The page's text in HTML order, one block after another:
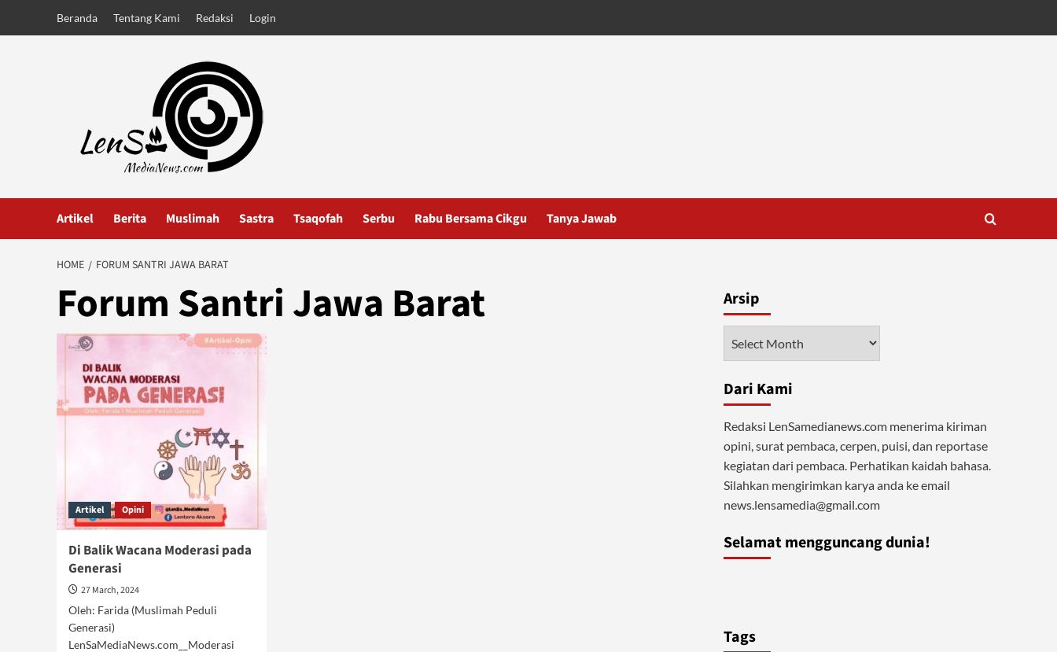
Beranda Tentang Kami Redaksi Login
Artikel Berita Muslimah Sastra Tsaqofah Serbu Rabu Bersama Cikgu Tanya Jawab
HOME FORUM SANTRI JAWA BARAT
Forum Santri Jawa Barat
Artikel Opini
Di Balik Wacana Moderasi pada
Generasi
27 March, 2024
Oleh: Farida (Muslimah Peduli
Generasi)
LenSaMediaNews.com__Moderasi
Arsip
Dari Kami
Redaksi LenSamedianews.com menerima kiriman
opini, surat pembaca, cerpen, puisi, dan reportase
kegiatan dari pembaca. Perhatikan kaidah bahasa.
Silahkan mengirimkan karya anda ke email
news.lensamedia@gmail.com
Selamat mengguncang dunia!
Tags